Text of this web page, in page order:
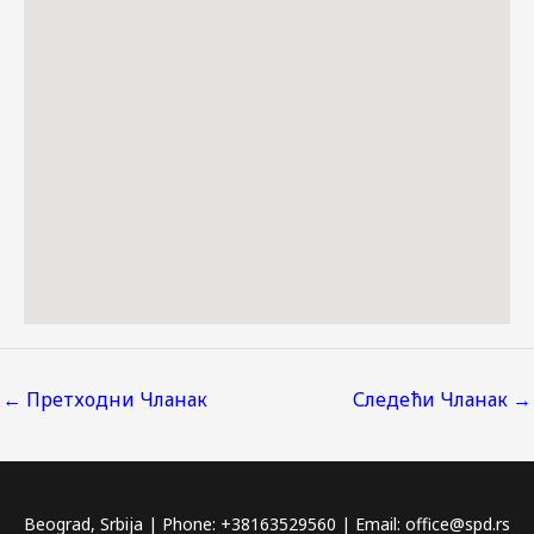
← Претходни Чланак Следећи Чланак →
Beograd, Srbija | Phone: +38163529560 | Email: office@spd.rs